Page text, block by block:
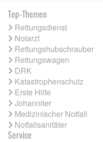
Top-Themen
Rettungsdienst
Notarzt
Rettungshubschrauber
Rettungswagen
DRK
Katastrophenschutz
Erste Hilfe
Johanniter
Medizinischer Notfall
Notfallsanitäter
Service